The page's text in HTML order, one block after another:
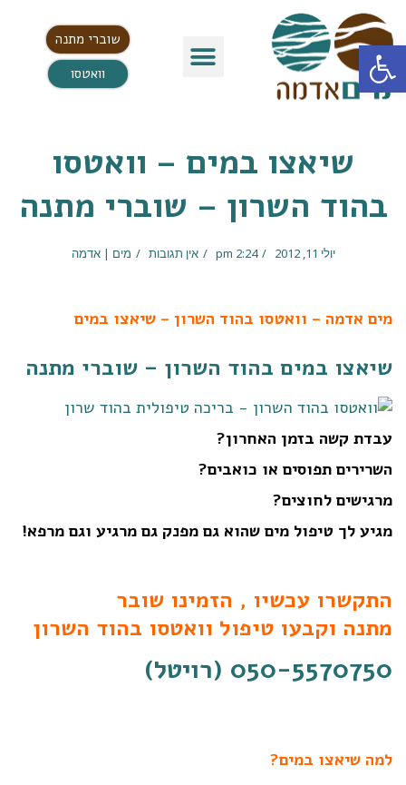
פתח סרגל נגישות
שוברי מתנה
וואטסו
שיאצו במים – וואטסו
בהוד השרון – שוברי מתנה
יולי 11, 2012 2:24 pm אין תגובות מים | אדמה
מים אדמה – וואטסו בהוד השרון – שיאצו במים
שיאצו במים בהוד השרון – שוברי מתנה
עבדת קשה בזמן האחרון?
השרירים תפוסים או כואבים?
מרגישים לחוצים?
מגיע לך טיפול מים שהוא גם מפנק גם מרגיע וגם מרפא!
התקשרו עכשיו , הזמינו שובר
מתנה וקבעו טיפול וואטסו בהוד השרון
050-5570750 (רויטל)
למה שיאצו במים?